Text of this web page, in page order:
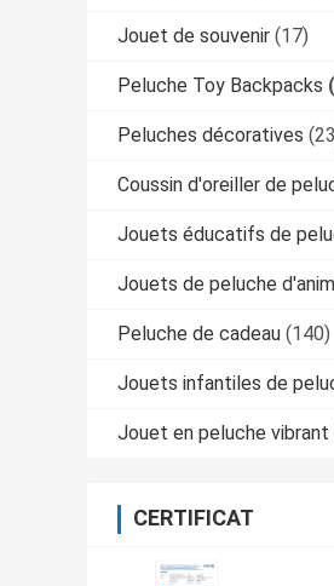
Jouet de souvenir (17)
Peluche Toy Backpacks
Peluches décoratives
Coussin d'oreiller de
Jouets éducatifs de
Jouets de peluche
Peluche de cadeau (140)
Jouets infantiles de
Jouet en peluche vibrant
CERTIFICAT